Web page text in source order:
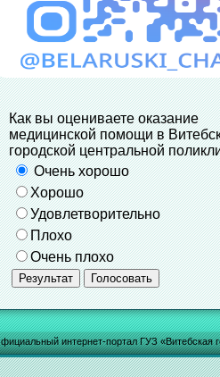
Как вы оцениваете оказание
медицинской помощи в
городской центральной
Очень хорошо
Хорошо
Удовлетворительно
Плохо
Очень плохо
интернет-портал ГУЗ «Витебская